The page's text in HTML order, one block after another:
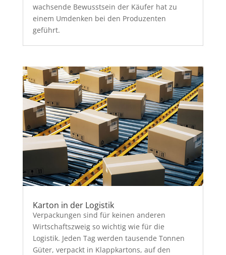
wachsende Bewusstsein der Käufer hat zu
einem Umdenken bei den Produzenten
geführt.
Karton in der Logistik
Verpackungen sind für keinen anderen
Wirtschaftszweig so wichtig wie für die
Logistik. Jeden Tag werden tausende Tonnen
Güter, verpackt in Klappkartons, auf den